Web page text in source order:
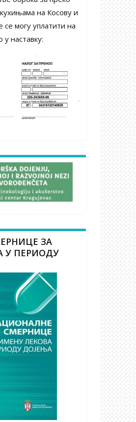
на Косову и
се могу уплатити на
у наставку:
ЗА
У ПЕРИОДУ